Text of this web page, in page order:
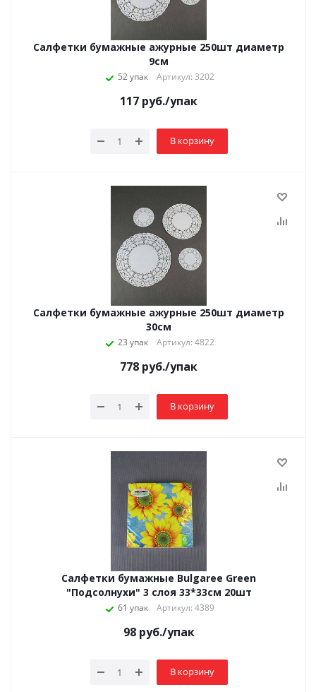
Салфетки бумажные ажурные 250шт диаметр
9см
52 упак Артикул: 3202
117 руб./упак
В корзину
Салфетки бумажные ажурные 250шт диаметр
30см
23 упак Артикул: 4822
778 руб./упак
В корзину
Салфетки бумажные Bulgaree Green
"Подсолнухи" 3 слоя 33*33см 20шт
61 упак Артикул: 4389
98руб./упак
В корзину